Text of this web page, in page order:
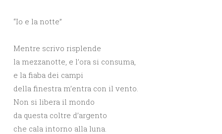
“Io e la notte”
Mentre scrivo risplende
la mezzanotte, e l’ora si consuma,
e la fiaba dei campi
della finestra m’entra con il vento.
Non si libera il mondo
da questa coltre d’argento
che cala intorno alla luna.